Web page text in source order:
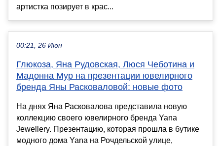
артистка позирует в крас...
00:21, 26 Июн
Глюкоза, Яна Рудовская, Люся Чеботина и
Мадонна Мур на презентации ювелирного
бренда Яны Расковаловой: новые фото
На днях Яна Расковалова представила новую
коллекцию своего ювелирного бренда Yana
Jewellery. Презентацию, которая прошла в бутике
модного дома Yana на Рочдельской улице,